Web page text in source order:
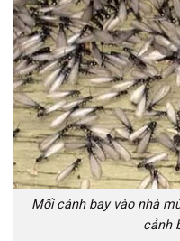
Mối cánh bay vào nhà
cảnh